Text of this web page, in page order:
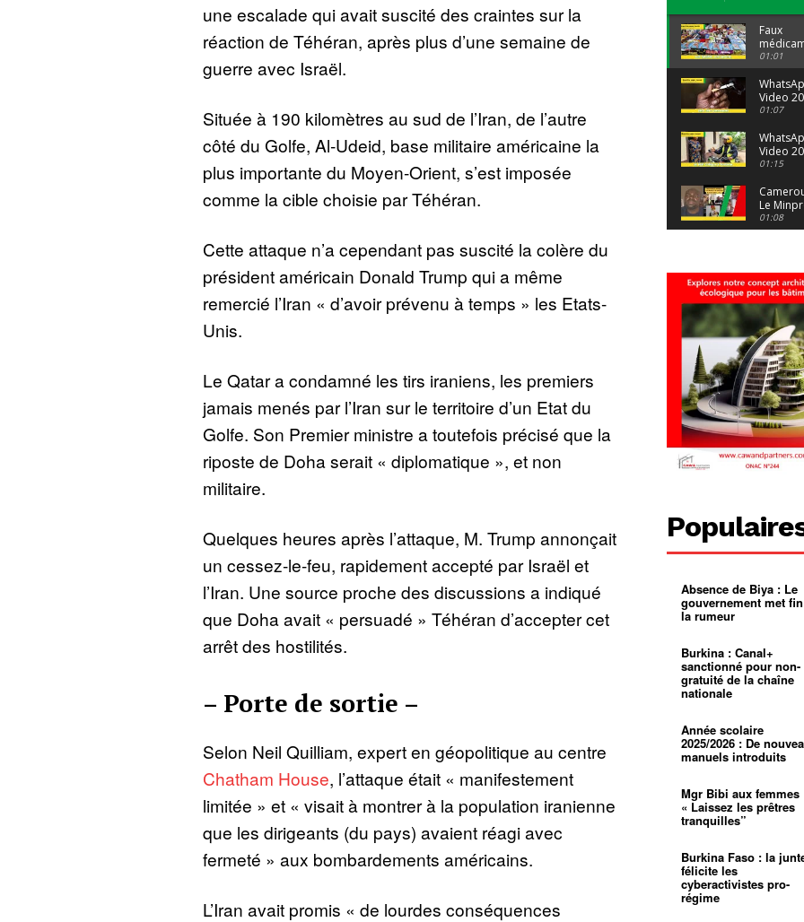
une escalade qui avait suscité des craintes sur la
réaction de Téhéran, après plus d’une semaine de
guerre avec Israël.
Située à 190 kilomètres au sud de l’Iran, de l’autre
côté du Golfe, Al-Udeid, base militaire américaine la
plus importante du Moyen-Orient, s’est imposée
comme la cible choisie par Téhéran.
Cette attaque n’a cependant pas suscité la colère du
président américain Donald Trump qui a même
remercié l’Iran « d’avoir prévenu à temps » les Etats-
Unis.
Le Qatar a condamné les tirs iraniens, les premiers
jamais menés par l’Iran sur le territoire d’un Etat du
Golfe. Son Premier ministre a toutefois précisé que la
riposte de Doha serait « diplomatique », et non
militaire.
Quelques heures après l’attaque, M. Trump annonçait
un cessez-le-feu, rapidement accepté par Israël et
l’Iran. Une source proche des discussions a indiqué
que Doha avait « persuadé » Téhéran d’accepter cet
arrêt des hostilités.
– Porte de sortie –
Selon Neil Quilliam, expert en géopolitique au centre
Chatham House, l’attaque était « manifestement
limitée » et « visait à montrer à la population iranienne
que les dirigeants (du pays) avaient réagi avec
fermeté » aux bombardements américains.
L’Iran avait promis « de lourdes conséquences
malgré
Faux
: Le
porte
malgré
01:01
Video
04 at 15
01:07
Video
29 at 12
01:15
Le
alerte
dérives
01:08
suivra-t-
l’appel
01:14
Douala :
ville à
grandes
pluies
01:02
Échec
Le père
réclame
400 000
pasteur
01:16
L’État
mieux
d’or
01:27
spirituel
mentale
Pénurie
à
mettra-
01:12
Absence de Biya : Le
gouvernement met
la rumeur
Burkina : Canal+
sanctionné pour non-
gratuité de la chaîne
nationale
Année scolaire
2025/2026 : De
manuels introduits
Mgr Bibi aux femmes
« Laissez les prêtres
tranquilles”
Burkina Faso : la
félicite les
cyberactivistes pro-
régime